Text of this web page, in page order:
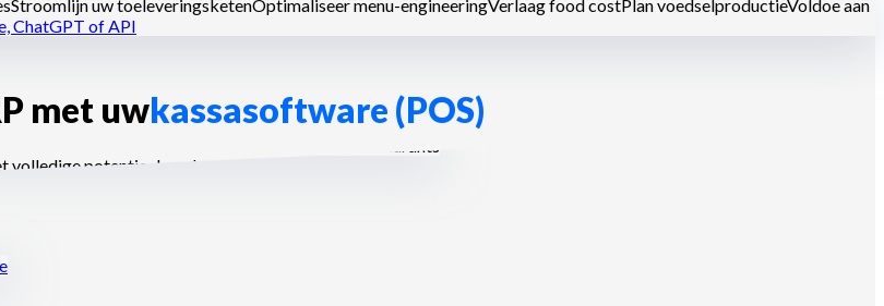
Stroomlijn uw toeleveringsketenOptimaliseer menu-engineeringVerlaag food costPlan voedselproductieVoldoe aan
ChatGPT of API
Hotel-restaurants
met uwkassasoftware (POS)
potentieel van hun keuken te benutten.